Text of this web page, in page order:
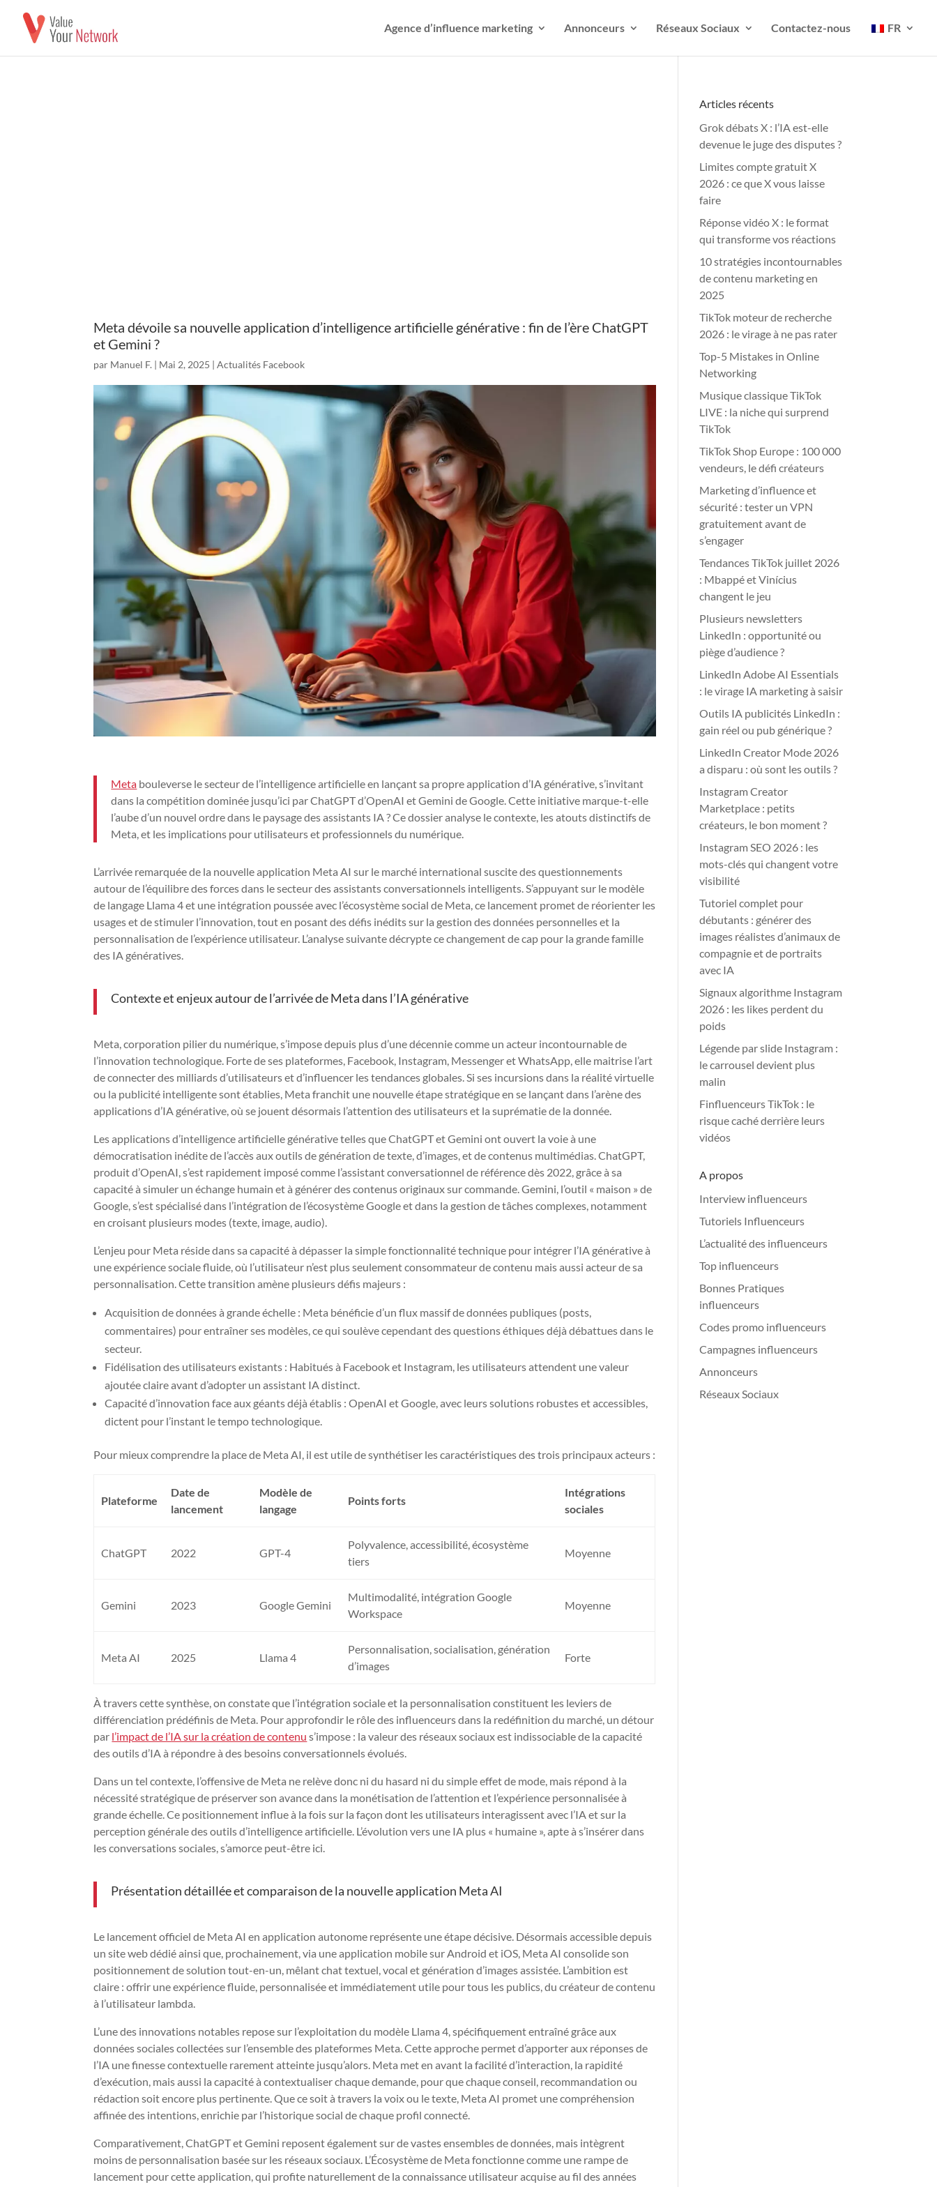
Agence d’influence marketing Annonceurs Réseaux Sociaux Contactez-nous FR
Meta dévoile sa nouvelle application d’intelligence artificielle générative : fin de l’ère ChatGPT
et Gemini ?
par Manuel F. | Mai 2, 2025 |Actualités Facebook
Meta bouleverse le secteur de l’intelligence artificielle en lançant sa propre application d’IA générative, s’invitant
dans la compétition dominée jusqu’ici par ChatGPT d’OpenAI et Gemini de Google. Cette initiative marque-t-elle
l’aube d’un nouvel ordre dans le paysage des assistants IA ? Ce dossier analyse le contexte, les atouts distinctifs de
Meta, et les implications pour utilisateurs et professionnels du numérique.
L’arrivée remarquée de la nouvelle application Meta AI sur le marché international suscite des questionnements
autour de l’équilibre des forces dans le secteur des assistants conversationnels intelligents. S’appuyant sur le modèle
de langage Llama 4 et une intégration poussée avec l’écosystème social de Meta, ce lancement promet de réorienter les
usages et de stimuler l’innovation, tout en posant des défis inédits sur la gestion des données personnelles et la
personnalisation de l’expérience utilisateur. L’analyse suivante décrypte ce changement de cap pour la grande famille
des IA génératives.
Contexte et enjeux autour de l’arrivée de Meta dans l’IA générative
Meta, corporation pilier du numérique, s’impose depuis plus d’une décennie comme un acteur incontournable de
l’innovation technologique. Forte de ses plateformes, Facebook, Instagram, Messenger et WhatsApp, elle maitrise l’art
de connecter des milliards d’utilisateurs et d’influencer les tendances globales. Si ses incursions dans la réalité virtuelle
ou la publicité intelligente sont établies, Meta franchit une nouvelle étape stratégique en se lançant dans l’arène des
applications d’IA générative, où se jouent désormais l’attention des utilisateurs et la suprématie de la donnée.
Les applications d’intelligence artificielle générative telles que ChatGPT et Gemini ont ouvert la voie à une
démocratisation inédite de l’accès aux outils de génération de texte, d’images, et de contenus multimédias. ChatGPT,
produit d’OpenAI, s’est rapidement imposé comme l’assistant conversationnel de référence dès 2022, grâce à sa
capacité à simuler un échange humain et à générer des contenus originaux sur commande. Gemini, l’outil « maison » de
Google, s’est spécialisé dans l’intégration de l’écosystème Google et dans la gestion de tâches complexes, notamment
en croisant plusieurs modes (texte, image, audio).
L’enjeu pour Meta réside dans sa capacité à dépasser la simple fonctionnalité technique pour intégrer l’IA générative à
une expérience sociale fluide, où l’utilisateur n’est plus seulement consommateur de contenu mais aussi acteur de sa
personnalisation. Cette transition amène plusieurs défis majeurs :
Acquisition de données à grande échelle : Meta bénéficie d’un flux massif de données publiques (posts,
commentaires) pour entraîner ses modèles, ce qui soulève cependant des questions éthiques déjà débattues dans le
secteur.
Fidélisation des utilisateurs existants : Habitués à Facebook et Instagram, les utilisateurs attendent une valeur
ajoutée claire avant d’adopter un assistant IA distinct.
Capacité d’innovation face aux géants déjà établis : OpenAI et Google, avec leurs solutions robustes et accessibles,
dictent pour l’instant le tempo technologique.
Pour mieux comprendre la place de Meta AI, il est utile de synthétiser les caractéristiques des trois principaux acteurs :
Plateforme
Date de
lancement
Modèle de
langage
Points forts
Intégrations
sociales
ChatGPT 2022 GPT-4
Polyvalence, accessibilité, écosystème
tiers
Moyenne
Gemini 2023 Google Gemini
Multimodalité, intégration Google
Workspace
Moyenne
Meta AI 2025 Llama 4
Personnalisation, socialisation, génération
d’images
Forte
À travers cette synthèse, on constate que l’intégration sociale et la personnalisation constituent les leviers de
différenciation prédéfinis de Meta. Pour approfondir le rôle des influenceurs dans la redéfinition du marché, un détour
par l’impact de l’IA sur la création de contenu s’impose : la valeur des réseaux sociaux est indissociable de la capacité
des outils d’IA à répondre à des besoins conversationnels évolués.
Dans un tel contexte, l’offensive de Meta ne relève donc ni du hasard ni du simple effet de mode, mais répond à la
nécessité stratégique de préserver son avance dans la monétisation de l’attention et l’expérience personnalisée à
grande échelle. Ce positionnement influe à la fois sur la façon dont les utilisateurs interagissent avec l’IA et sur la
perception générale des outils d’intelligence artificielle. L’évolution vers une IA plus « humaine », apte à s’insérer dans
les conversations sociales, s’amorce peut-être ici.
Présentation détaillée et comparaison de la nouvelle application Meta AI
Le lancement officiel de Meta AI en application autonome représente une étape décisive. Désormais accessible depuis
un site web dédié ainsi que, prochainement, via une application mobile sur Android et iOS, Meta AI consolide son
positionnement de solution tout-en-un, mêlant chat textuel, vocal et génération d’images assistée. L’ambition est
claire : offrir une expérience fluide, personnalisée et immédiatement utile pour tous les publics, du créateur de contenu
à l’utilisateur lambda.
L’une des innovations notables repose sur l’exploitation du modèle Llama 4, spécifiquement entraîné grâce aux
données sociales collectées sur l’ensemble des plateformes Meta. Cette approche permet d’apporter aux réponses de
l’IA une finesse contextuelle rarement atteinte jusqu’alors. Meta met en avant la facilité d’interaction, la rapidité
d’exécution, mais aussi la capacité à contextualiser chaque demande, pour que chaque conseil, recommandation ou
rédaction soit encore plus pertinente. Que ce soit à travers la voix ou le texte, Meta AI promet une compréhension
affinée des intentions, enrichie par l’historique social de chaque profil connecté.
Comparativement, ChatGPT et Gemini reposent également sur de vastes ensembles de données, mais intègrent
moins de personnalisation basée sur les réseaux sociaux. L’Écosystème de Meta fonctionne comme une rampe de
lancement pour cette application, qui profite naturellement de la connaissance utilisateur acquise au fil des années
Articles récents
Grok débats X : l’IA est-elle
devenue le juge des disputes ?
Limites compte gratuit X
2026 : ce que X vous laisse
faire
Réponse vidéo X : le format
qui transforme vos réactions
10 stratégies incontournables
de contenu marketing en
2025
TikTok moteur de recherche
2026 : le virage à ne pas rater
Top-5 Mistakes in Online
Networking
Musique classique TikTok
LIVE : la niche qui surprend
TikTok
TikTok Shop Europe : 100 000
vendeurs, le défi créateurs
Marketing d’influence et
sécurité : tester un VPN
gratuitement avant de
s’engager
Tendances TikTok juillet 2026
: Mbappé et Vinícius
changent le jeu
Plusieurs newsletters
LinkedIn : opportunité ou
piège d’audience ?
LinkedIn Adobe AI Essentials
: le virage IA marketing à saisir
Outils IA publicités LinkedIn :
gain réel ou pub générique ?
LinkedIn Creator Mode 2026
a disparu : où sont les outils ?
Instagram Creator
Marketplace : petits
créateurs, le bon moment ?
Instagram SEO 2026 : les
mots-clés qui changent votre
visibilité
Tutoriel complet pour
débutants : générer des
images réalistes d’animaux de
compagnie et de portraits
avec IA
Signaux algorithme Instagram
2026 : les likes perdent du
poids
Légende par slide Instagram :
le carrousel devient plus
malin
Finfluenceurs TikTok : le
risque caché derrière leurs
vidéos
A propos
Interview influenceurs
Tutoriels Influenceurs
L’actualité des influenceurs
Top influenceurs
Bonnes Pratiques
influenceurs
Codes promo influenceurs
Campagnes influenceurs
Annonceurs
Réseaux Sociaux